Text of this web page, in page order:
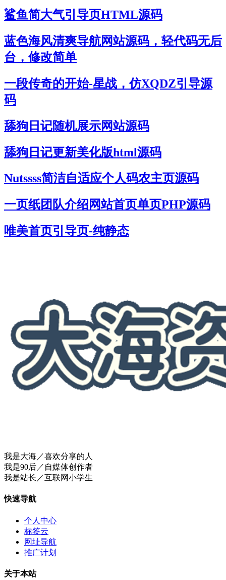
鲨鱼简大气引导页HTML源码
蓝色海风清爽导航网站源码，轻代码无后
台，修改简单
一段传奇的开始-星战，仿XQDZ引导源
码
舔狗日记随机展示网站源码
舔狗日记更新美化版html源码
Nutssss简洁自适应个人码农主页源码
一页纸团队介绍网站首页单页PHP源码
唯美首页引导页-纯静态
我是大海／喜欢分享的人
我是90后／自媒体创作者
我是站长／互联网小学生
快速导航
个人中心
标签云
网址导航
推广计划
关于本站